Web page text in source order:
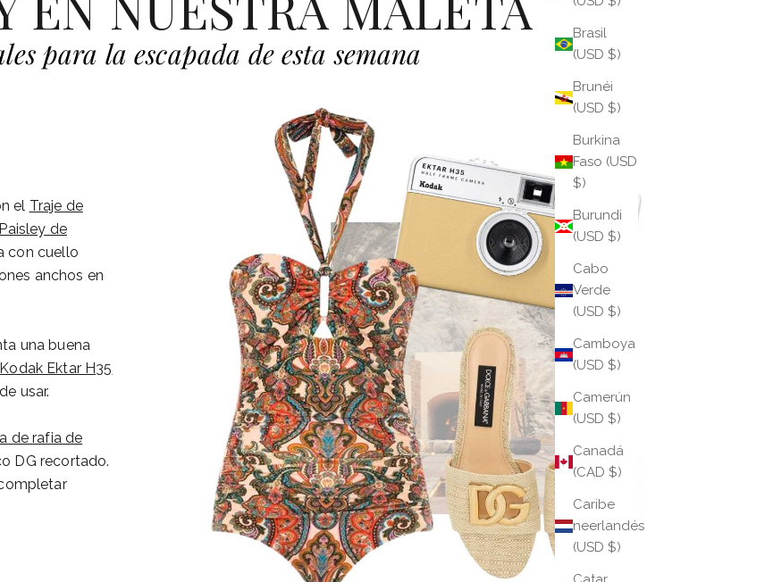
Brasil
(USD $)
Brunéi
(USD $)
Burkina
Faso (USD
$)
Burundi
(USD $)
Cabo
Verde
(USD $)
Camboya
(USD $)
Camerún
(USD $)
Canadá
(CAD $)
Caribe
neerlandés
(USD $)
para la escapada de esta semana
el Traje de
de
con cuello
anchos en
una buena
Ektar H35
usar.
de rafia de
DG recortado.